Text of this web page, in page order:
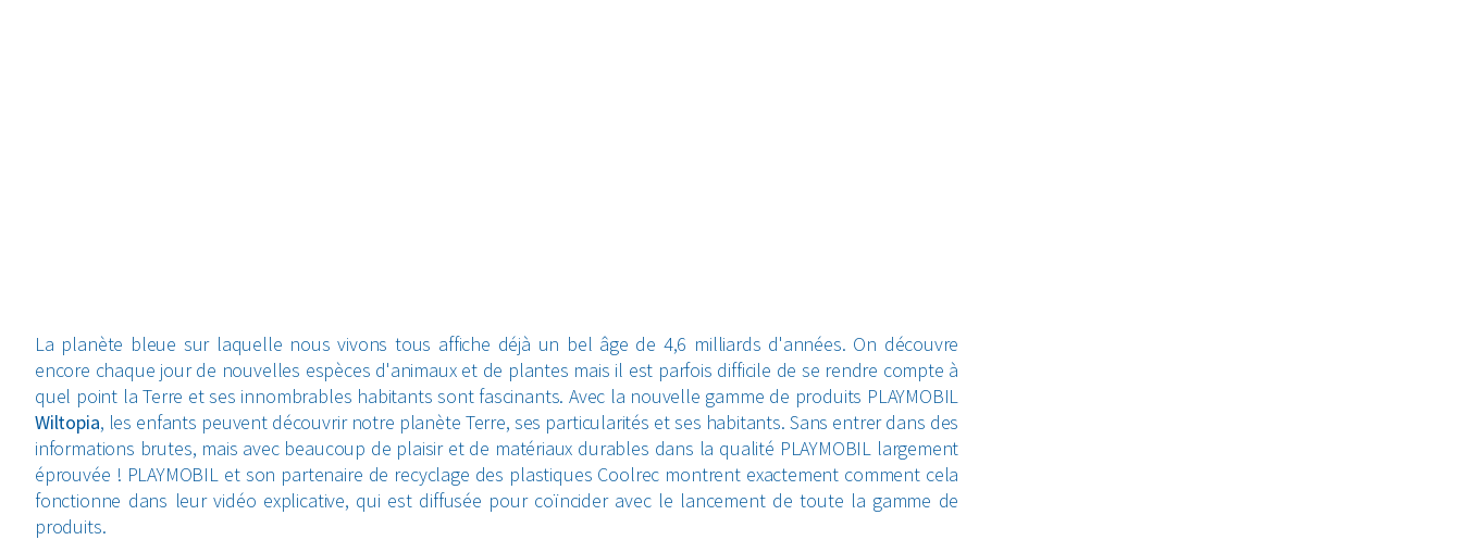
La planète bleue sur laquelle nous vivons tous affiche déjà un bel âge de 4,6 milliards d'années. On découvre
encore chaque jour de nouvelles espèces d'animaux et de plantes mais il est parfois difficile de se rendre compte à
quel point la Terre et ses innombrables habitants sont fascinants. Avec la nouvelle gamme de produits PLAYMOBIL
Wiltopia, les enfants peuvent découvrir notre planète Terre, ses particularités et ses habitants. Sans entrer dans des
informations brutes, mais avec beaucoup de plaisir et de matériaux durables dans la qualité PLAYMOBIL largement
éprouvée ! PLAYMOBIL et son partenaire de recyclage des plastiques Coolrec montrent exactement comment cela
fonctionne dans leur vidéo explicative, qui est diffusée pour coïncider avec le lancement de toute la gamme de
produits.